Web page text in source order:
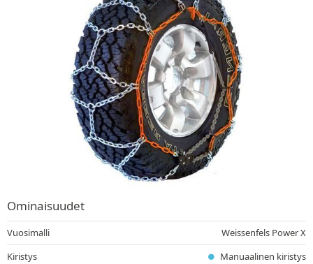
Ominaisuudet
Vuosimalli
Weissenfels Power X
Kiristys
Manuaalinen kiristys